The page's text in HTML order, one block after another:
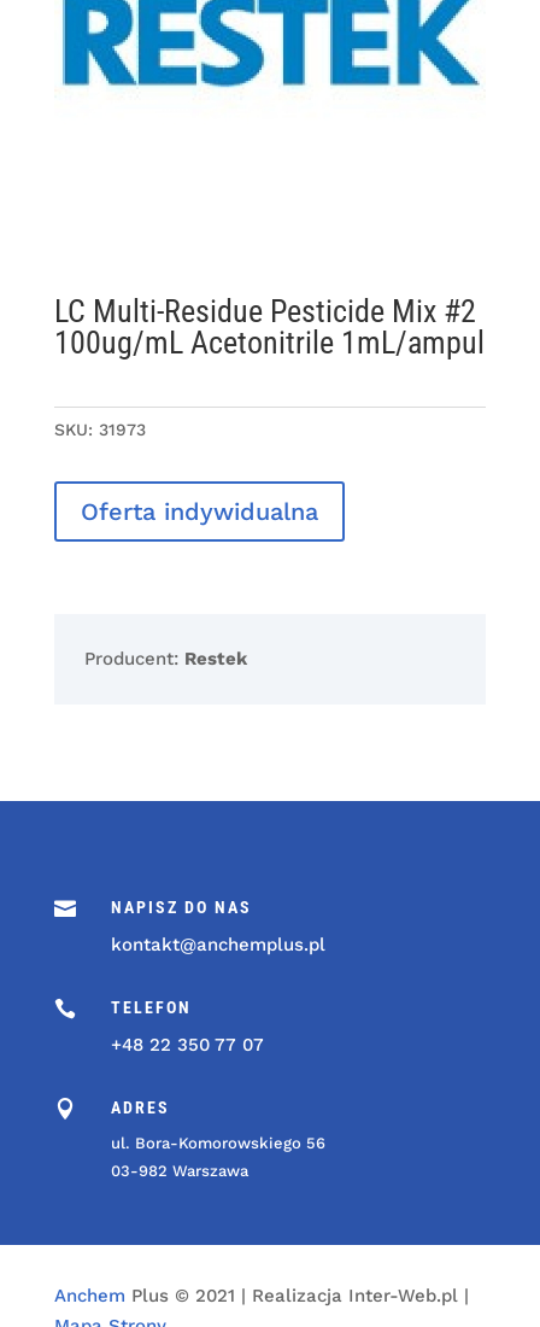
LC Multi-Residue Pesticide Mix #2
100ug/mL Acetonitrile 1mL/ampul
SKU: 31973
Oferta indywidualna
Producent: Restek
 NAPISZ DO NAS
kontakt@anchemplus.pl
 TELEFON
+48 22 350 77 07
 ADRES
ul. Bora-Komorowskiego 56
03-982 Warszawa
Anchem Plus © 2021 | Realizacja Inter-Web.pl |